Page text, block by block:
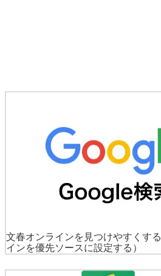
文春オンラインを見つけやすくする
インを優先ソースに設定する）